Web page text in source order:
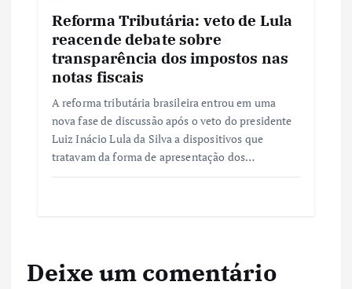
Reforma Tributária: veto de Lula
reacende debate sobre
transparência dos impostos nas
notas fiscais
A reforma tributária brasileira entrou em uma
nova fase de discussão após o veto do presidente
Luiz Inácio Lula da Silva a dispositivos que
tratavam da forma de apresentação dos…
Deixe um comentário